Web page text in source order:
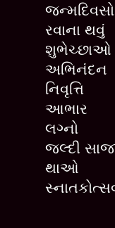
જન્મદિવસો
રવાના થવું
શુભેચ્છાઓ
અભિનંદન
નિવૃત્તિ
આભાર
લગ્નો
જલ્દી
થાઓ